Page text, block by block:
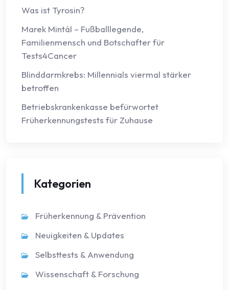
Was ist Tyrosin?
Marek Mintál – Fußballlegende,
Familienmensch und Botschafter für
Tests4Cancer
Blinddarmkrebs: Millennials viermal stärker
betroffen
Betriebskrankenkasse befürwortet
Früherkennungstests für Zuhause
Kategorien
Früherkennung & Prävention
Neuigkeiten & Updates
Selbsttests & Anwendung
Wissenschaft & Forschung